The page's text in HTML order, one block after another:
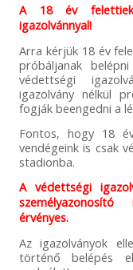
A 18 év
igazolvánnyal!
Arra kérjük 18 év
próbáljanak
védettségi
igazolvány nélkül
fogják beengedni a
Fontos, hogy 18
vendégeink is csak
stadionba.
A védettségi
érvényes.
Az igazolványok
történő belépés